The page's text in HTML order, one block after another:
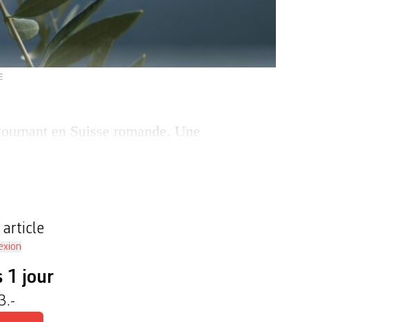
en Suisse romande. Une
article
1 jour